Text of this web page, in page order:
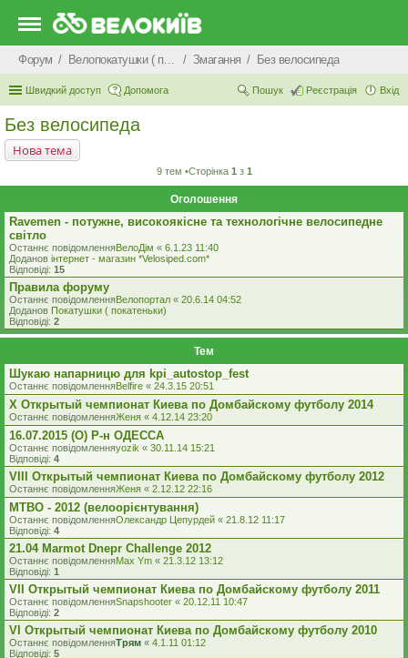
Форум Велопокатушки ( покатеньки), велопоходи, туризм. Змагання Без велосипеда
Швидкий доступ Допомога Вхід
Реєстрація
Пошук
Без велосипеда
Нова тема
9 тем •Сторінка 1 з 1
Оголошення
Ravemen - потужне, високоякісне та технологічне велосипедне
світло
Останнє повідомленняВелоДім « 6.1.23 11:40
Доданов iнтернет - магазин *Velosiped.com*
Відповіді: 15
Правила форуму
Останнє повідомленняВелопортал « 20.6.14 04:52
Доданов Покатушки ( покатеньки)
Відповіді: 2
Тем
Шукаю напарницю для kpi_autostop_fest
Останнє повідомленняBelfire « 24.3.15 20:51
X Открытый чемпионат Киева по Домбайскому футболу 2014
Останнє повідомленняЖеня « 4.12.14 23:20
16.07.2015 (O) Р-н ОДЕССА
Останнє повідомленняyozik « 30.11.14 15:21
Відповіді: 4
VIII Открытый чемпионат Киева по Домбайскому футболу 2012
Останнє повідомленняЖеня « 2.12.12 22:16
MTBO - 2012 (велоорієнтування)
Останнє повідомленняОлександр Цепурдей « 21.8.12 11:17
Відповіді: 4
21.04 Marmot Dnepr Challenge 2012
Останнє повідомленняMax Ym « 21.3.12 13:12
Відповіді: 1
VII Открытый чемпионат Киева по Домбайскому футболу 2011
Останнє повідомленняSnapshooter « 20.12.11 10:47
Відповіді: 2
VI Открытый чемпионат Киева по Домбайскому футболу 2010
Останнє повідомленняТрям « 4.1.11 01:12
Відповіді: 5